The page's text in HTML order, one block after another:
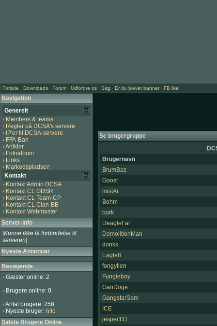
Forside · Downloads · Forum · Udfordre os · Søg · Er du blevet bannet · FB like
Navigation
Generelt
Members & teams
Regler på DCSA's servere
IP'er til DCSA-servere
FFA-Ban
Artikler
Fotoalbum
Links
Markedspladsen
Kontakt
Kontakt Admin DCSA
Kontakt CL GDSR
Kontakt CL Team-CP
Kontakt CL Clan-BB
Kontakt Webmaster
Server-info
[Kunne ikke få forbindelse til
serveren]
Nyeste Annoncer
Besøgende
Gæster online: 2
Brugere online: 0
Antal brugere: 258
Nyeste bruger: hilo
Sidste Brugere Online
Se brugergruppe
Brugernavn
BrumBas
Goost
mistAr
Bohm
bork
DeagleFar
DemolitionMan
donks
Eagle8
fongyllen
Fungieboy
GanDoge
GangstarSam
ICE
jesper111